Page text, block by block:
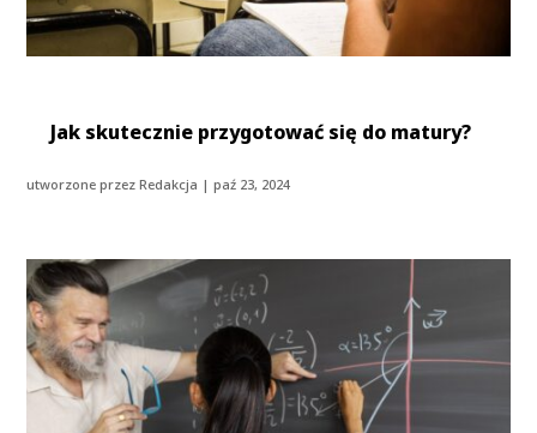
Jak skutecznie przygotować się do matury?
utworzone przezRedakcja |paź 23, 2024